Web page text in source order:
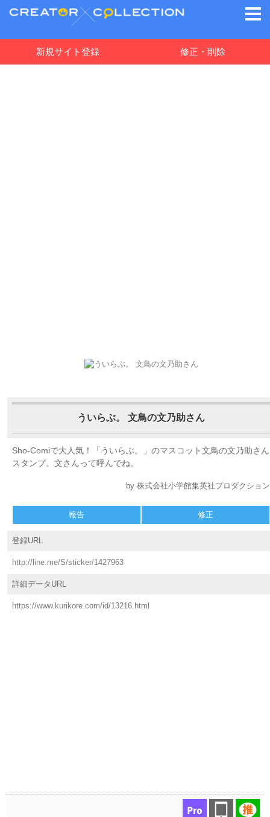
新規サイト登録 修正・削除
ういらぶ。 文鳥の文乃助さん
Sho-Comiで大人気！「ういらぶ。」のマスコット文鳥の文乃助さん
スタンプ。文さんって呼んでね。
by 株式会社小学館集英社プロダクション
報告 修正
登録URL
http://line.me/S/sticker/1427963
詳細データURL
https://www.kurikore.com/id/13216.html